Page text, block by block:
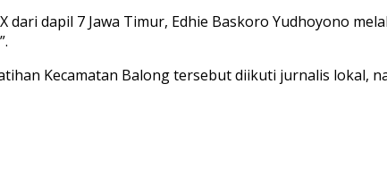
dapil 7 Jawa Timur, Edhie Baskoro Yudhoyono
Kecamatan Balong tersebut diikuti jurnalis lokal,